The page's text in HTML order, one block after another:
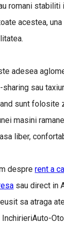
romani stabiliti
acestea,
adesea
sau
sunt folosite
masini
liber,
despre rent a
sau direct in
sa atraga